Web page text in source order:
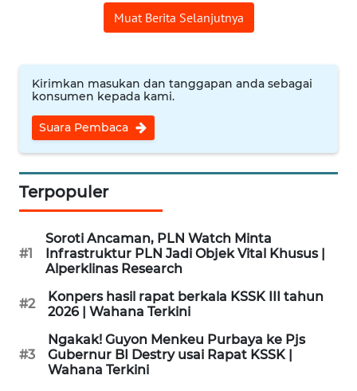
Muat Berita Selanjutnya
Kirimkan masukan dan tanggapan anda sebagai
konsumen kepada kami.
Suara Pembaca
Terpopuler
#1
Soroti Ancaman, PLN Watch Minta
Infrastruktur PLN Jadi Objek Vital Khusus |
Alperklinas Research
#2
Konpers hasil rapat berkala KSSK III tahun
2026 | Wahana Terkini
#3
Ngakak! Guyon Menkeu Purbaya ke Pjs
Gubernur BI Destry usai Rapat KSSK |
Wahana Terkini
WN
WN
WN
SUBANG